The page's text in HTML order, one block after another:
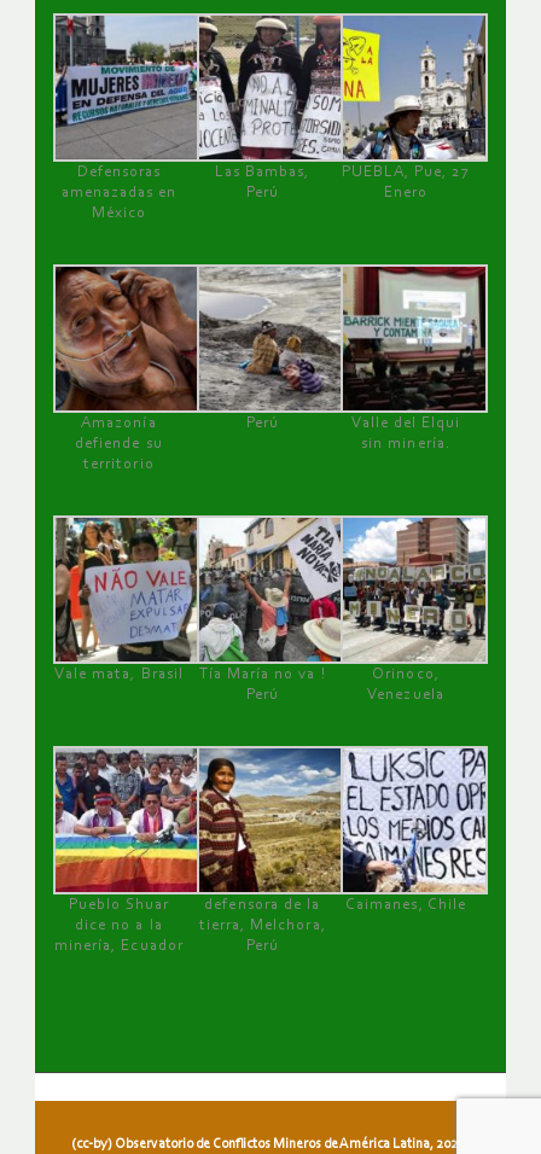
Defensoras
amenazadas en
México
Las Bambas,
Perú
PUEBLA, Pue, 27
Enero
Amazonía
defiende su
territorio
Perú
Valle del Elqui
sin minería.
Vale mata, Brasil
Tía María no va !
Perú
Orinoco,
Venezuela
Pueblo Shuar
dice no a la
minería, Ecuador
defensora de la
tierra, Melchora,
Perú
Caimanes, Chile
(cc-by) Observatorio de Conflictos Mineros de América Latina, 2026